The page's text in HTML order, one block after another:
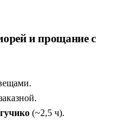
и прощание с
(~2,5 ч).